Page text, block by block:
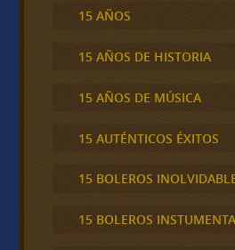
15 AÑOS
15 AÑOS DE HISTORIA
15 AÑOS DE MÚSICA
15 AUTÉNTICOS ÉXITOS
15 BOLEROS
15 BOLEROS